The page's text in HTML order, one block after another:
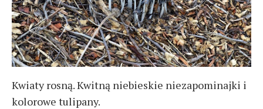
Kwiaty rosną. Kwitną niebieskie niezapominajki i
kolorowe tulipany.